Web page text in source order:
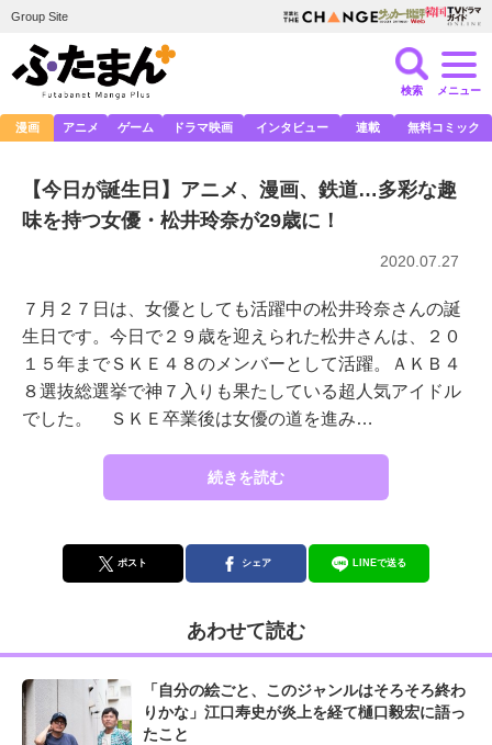
Group Site
検索 メニュー
漫画 アニメ ゲーム ドラマ映画 インタビュー 連載 無料コミック
【今日が誕生日】アニメ、漫画、鉄道…多彩な趣
味を持つ女優・松井玲奈が29歳に！
2020.07.27
７月２７日は、女優としても活躍中の松井玲奈さんの誕
生日です。今日で２９歳を迎えられた松井さんは、２０
１５年までＳＫＥ４８のメンバーとして活躍。ＡＫＢ４
８選抜総選挙で神７入りも果たしている超人気アイドル
でした。 ＳＫＥ卒業後は女優の道を進み…
続きを読む
ポスト シェア LINEで送る
あわせて読む
「自分の絵ごと、このジャンルはそろそろ終わ
りかな」江口寿史が炎上を経て樋口毅宏に語っ
たこと